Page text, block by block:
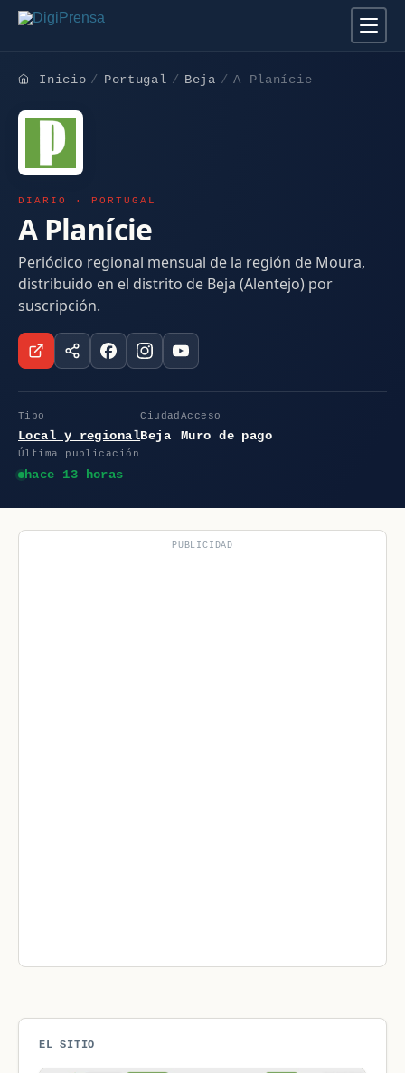
Inicio Portugal Beja A Planície
DIARIO · PORTUGAL
A Planície
Periódico regional mensual de la región de Moura,
distribuido en el distrito de Beja (Alentejo) por
suscripción.
Tipo
Local y regional
Ciudad
Beja
Acceso
Muro de pago
Última publicación
hace 13 horas
PUBLICIDAD
EL SITIO